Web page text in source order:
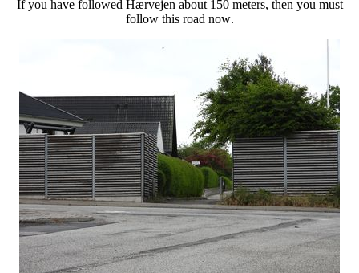
If you have followed Hærvejen about 150 meters, then you must
follow this road now.